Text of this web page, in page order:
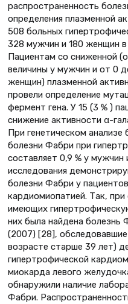
распространенность
определения плазменной
508 больных
328 мужчин и 180 женщин в
Пациентам со сниженной
величины у мужчин и от 0
женщин) плазменной
провели определение
фермент гена. У 15 (3 % )
снижение активности α-
При генетическом
болезни Фабри при
составляет 0,9 % у мужчин
исследования
болезни Фабри у
кардиомиопатией. Так,
имеющих
них была найдена болезнь
(2007) [28],
возрасте старше 39 лет)
гипертрофической
миокарда левого
обнаружили наличие
Фабри.